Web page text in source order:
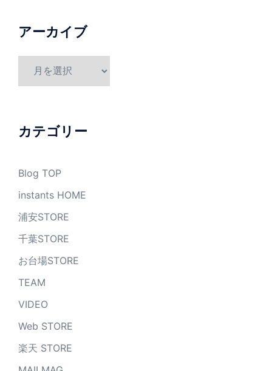
アーカイブ
ブ
カテゴリー
Blog TOP
instants HOME
浦安STORE
千葉STORE
お台場STORE
TEAM
VIDEO
Web STORE
楽天 STORE